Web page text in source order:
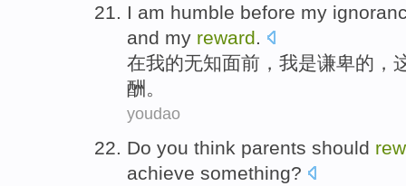
I am humble before my
and my reward.
在我的无知面前 ， 我是谦卑的 ，
酬。
youdao
Do you think parents should
achieve something?